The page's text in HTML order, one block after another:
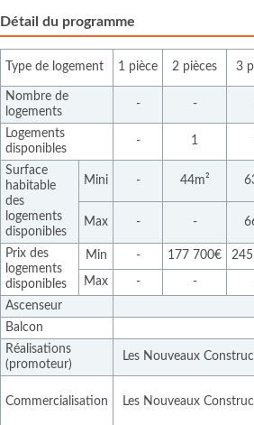
Détail du programme
Type de logement 1 pièce 2 pièces 3
Nombre de
logements
- -
Logements
disponibles
- 1
Surface
habitable
des
logements
disponibles
Mini - 44m²
Max - -
Prix des
logements
disponibles
Min - 177 700€
Max - -
Ascenseur
Balcon
Réalisations
(promoteur)
Les Nouveaux
Commercialisation Les Nouveaux